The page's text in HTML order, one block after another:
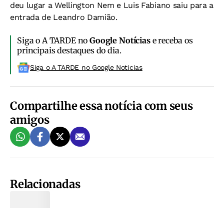
deu lugar a Wellington Nem e Luis Fabiano saiu para a
entrada de Leandro Damião.
Siga o A TARDE noGoogle Notíciase receba os
principais destaques do dia.
Siga o A TARDE no Google Noticias
Compartilhe essa notícia com seus
amigos
Relacionadas